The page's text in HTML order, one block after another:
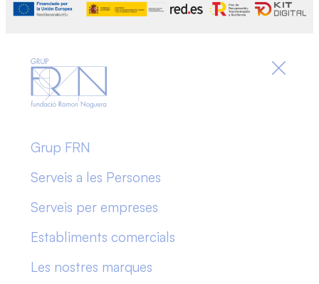
Grup FRN
Serveis a les Persones
Serveis per empreses
Establiments comercials
Les nostres marques